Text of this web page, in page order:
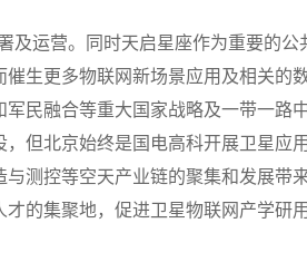
运营。同时天启星座作为重要的
生更多物联网新场景应用及相关
民融合等重大国家战略及一带一路
但北京始终是国电高科开展卫星应
测控等空天产业链的聚集和发展
的集聚地，促进卫星物联网产学研